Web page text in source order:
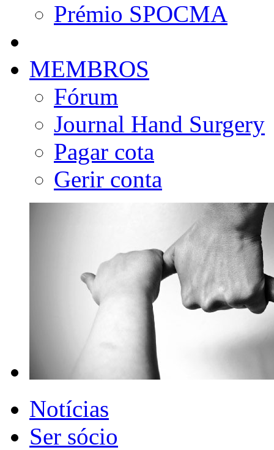
Prémio SPOCMA
MEMBROS
Fórum
Journal Hand Surgery
Pagar cota
Gerir conta
Notícias
Ser sócio